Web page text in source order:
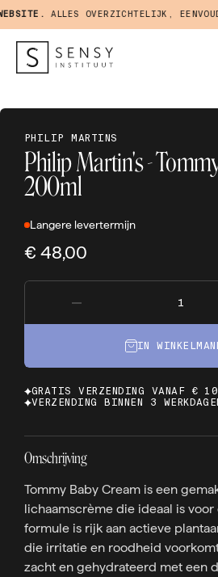
ALLES OVERZICHTELIJK,
PHILIP MARTINS
Philip Martin's -
200ml
Langere levertermijn
€ 48,00
IN
GRATIS VERZENDING VANAF €
VERZENDING BINNEN 3
Omschrijving
Tommy Baby Cream is een
lichaamscrème die ideaal is
formule is rijk aan actieve
die irritatie en roodheid
zacht en gehydrateerd met een